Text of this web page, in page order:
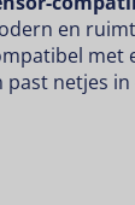
en
met
past netjes